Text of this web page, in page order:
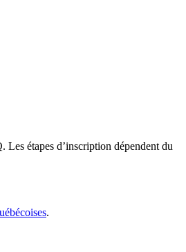
étapes d’inscription dépendent du
.